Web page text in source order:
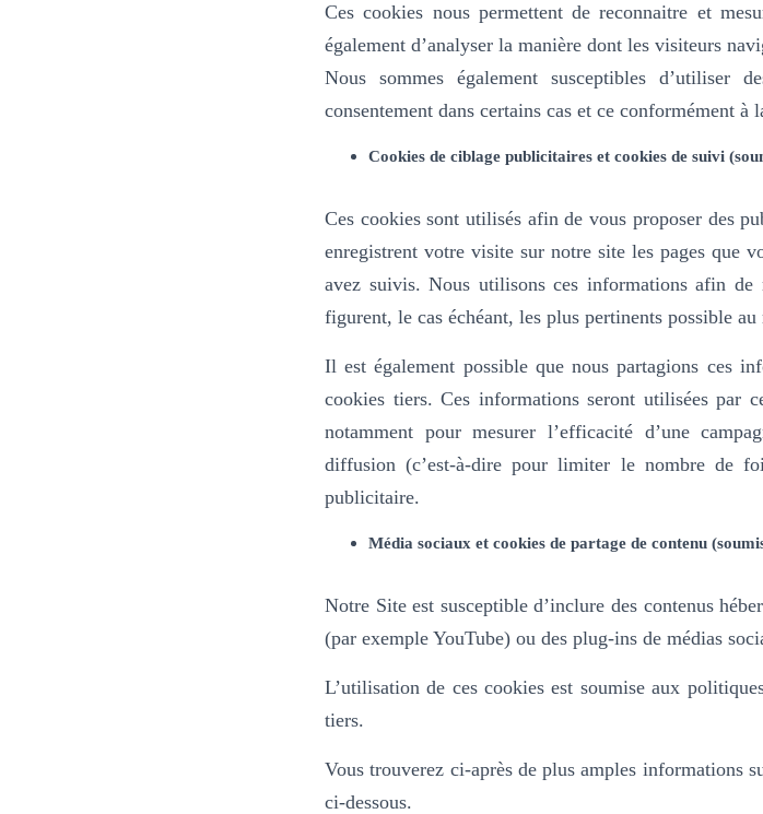
Ces cookies nous permettent de reconnaitre et
également d’analyser la manière dont les visiteurs
Nous sommes également susceptibles d’utiliser
consentement dans certains cas et ce conformément à
Cookies de ciblage publicitaires et cookies de suivi
Ces cookies sont utilisés afin de vous proposer des
enregistrent votre visite sur notre site les pages que
avez suivis. Nous utilisons ces informations afin
figurent, le cas échéant, les plus pertinents possible au
Il est également possible que nous partagions ces
cookies tiers. Ces informations seront utilisées par
notamment pour mesurer l’efficacité d’une
diffusion (c’est-à-dire pour limiter le nombre de
publicitaire.
Média sociaux et cookies de partage de contenu
Notre Site est susceptible d’inclure des contenus
(par exemple YouTube) ou des plug-ins de médias
L’utilisation de ces cookies est soumise aux
tiers.
Vous trouverez ci-après de plus amples informations
ci-dessous.